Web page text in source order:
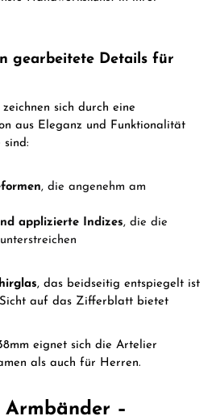
gearbeitete Details für
sich durch eine
aus Eleganz und Funktionalität
sind:
, die angenehm am
applizierte Indizes, die die
, das beidseitig entspiegelt ist
auf das Zifferblatt bietet
eignet sich die Artelier
als auch für Herren.
–